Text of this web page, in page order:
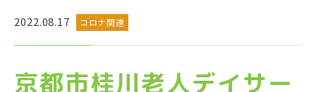
2022.08.17 コロナ関連
京都市桂川老人デイサー